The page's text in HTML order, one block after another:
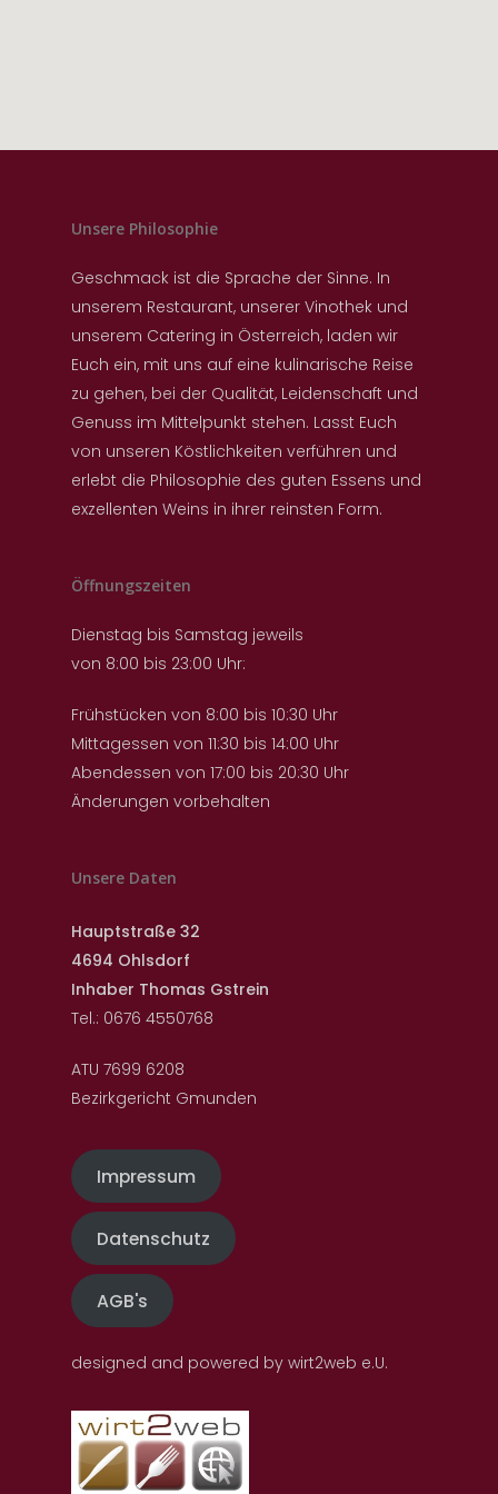
Unsere Philosophie
Geschmack ist die Sprache der Sinne. In
unserem Restaurant, unserer Vinothek und
unserem Catering in Österreich, laden wir
Euch ein, mit uns auf eine kulinarische Reise
zu gehen, bei der Qualität, Leidenschaft und
Genuss im Mittelpunkt stehen. Lasst Euch
von unseren Köstlichkeiten verführen und
erlebt die Philosophie des guten Essens und
exzellenten Weins in ihrer reinsten Form.
Öffnungszeiten
Dienstag bis Samstag jeweils
von 8:00 bis 23:00 Uhr:
Frühstücken von 8:00 bis 10:30 Uhr
Mittagessen von 11:30 bis 14:00 Uhr
Abendessen von 17:00 bis 20:30 Uhr
Änderungen vorbehalten
Unsere Daten
Hauptstraße 32
4694 Ohlsdorf
Inhaber Thomas Gstrein
Tel.: 0676 4550768
ATU 7699 6208
Bezirkgericht Gmunden
Impressum
Datenschutz
AGB's
designed and powered by wirt2web e.U.